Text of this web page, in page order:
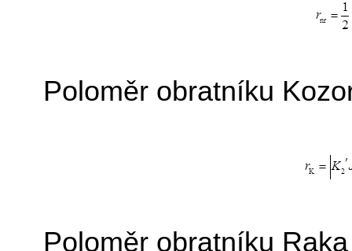
Poloměr obratníku
Poloměr obratníku